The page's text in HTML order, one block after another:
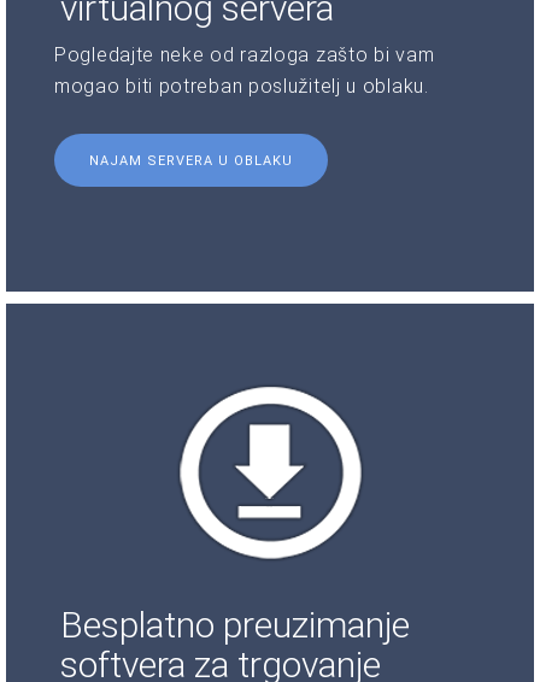
Pogledajte neke od razloga zašto bi vam
mogao biti potreban poslužitelj u oblaku.
NAJAM SERVERA U OBLAKU
Besplatno preuzimanje
softvera za trgovanje